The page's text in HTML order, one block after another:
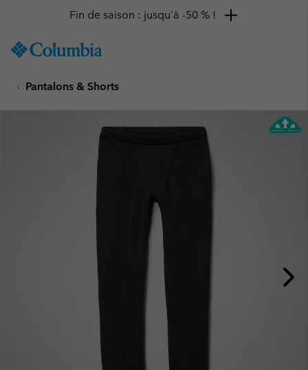
TO
SKIP
MAIN
Fin de saison : jusqu'à -50 % !
Pantalons & Shorts